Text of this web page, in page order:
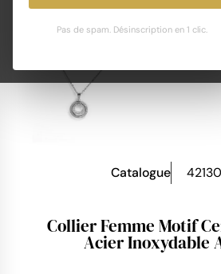
Pas de spam. Désinscription en 1 clic.
Catalogue
Collier Femme Motif
Acier Inoxydable